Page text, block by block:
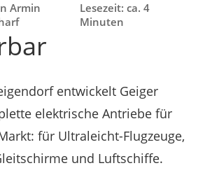
Armin
Lesezeit: ca. 4
Minuten
entwickelt Geiger
elektrische Antriebe für
für Ultraleicht-Flugzeuge,
und Luftschiffe.